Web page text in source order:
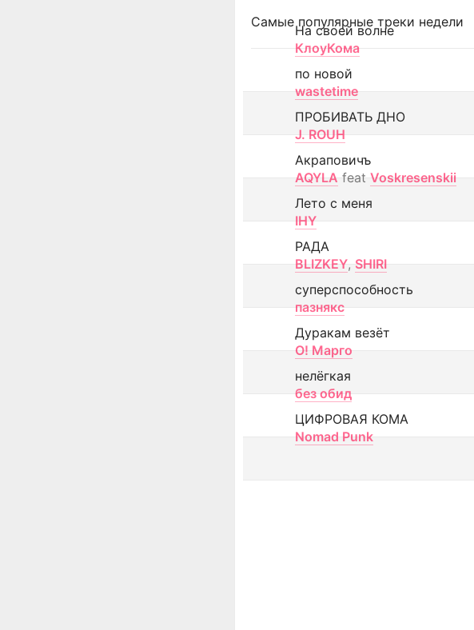
Самые популярные треки недели
На своей волне
КлоуКома
по новой
wastetime
ПРОБИВАТЬ ДНО
J. ROUH
Акраповичъ
AQYLA feat Voskresenskii
Лето с меня
IHY
РАДА
BLIZKEY, SHIRI
суперспособность
пазнякс
Дуракам везёт
О! Марго
нелёгкая
без обид
ЦИФРОВАЯ КОМА
Nomad Punk